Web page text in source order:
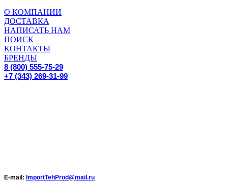
О КОМПАНИИ
ДОСТАВКА
НАПИСАТЬ НАМ
ПОИСК
КОНТАКТЫ
БРЕНДЫ
8 (800) 555-75-29
+7 (343) 269-31-99
E-mail: ImportTehProd@mail.ru